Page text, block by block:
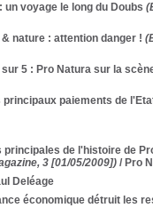
voyage le long du Doubs
nature : attention danger !
5 : Pro Natura sur la
paiements de
de l'histoire de
3 [01/05/2009])/ Pro
Deléage
économique détruit les